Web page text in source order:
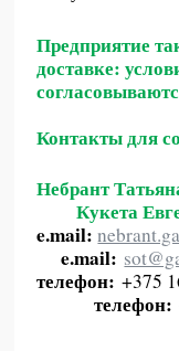
Предприятие
доставке:
Контакты для
Небрант
Кукета
e.mail:
e.mail:
телефон:
телефон: